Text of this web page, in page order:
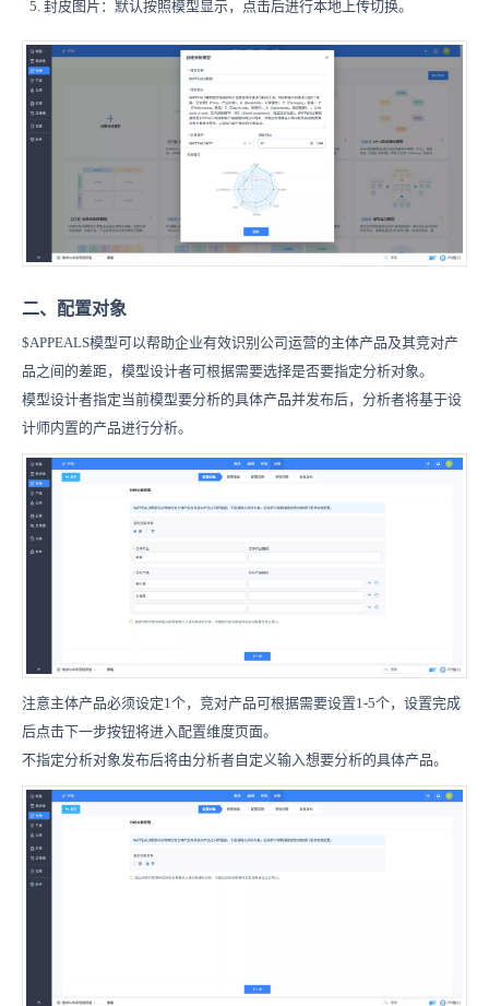
封皮图片：默认按照模型显示，点击后进行本地上传切换。
二、配置对象
$APPEALS模型可以帮助企业有效识别公司运营的主体产品及其竞对产
品之间的差距，模型设计者可根据需要选择是否要指定分析对象。
模型设计者指定当前模型要分析的具体产品并发布后，分析者将基于设
计师内置的产品进行分析。
注意主体产品必须设定1个，竞对产品可根据需要设置1-5个，设置完成
后点击下一步按钮将进入配置维度页面。
不指定分析对象发布后将由分析者自定义输入想要分析的具体产品。